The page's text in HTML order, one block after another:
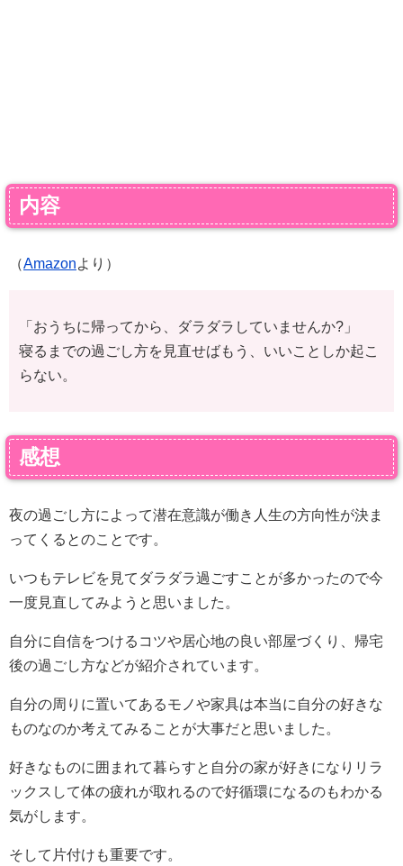
内容
（Amazonより）
「おうちに帰ってから、ダラダラしていませんか?」
寝るまでの過ごし方を見直せばもう、いいことしか起こ
らない。
感想
夜の過ごし方によって潜在意識が働き人生の方向性が決ま
ってくるとのことです。
いつもテレビを見てダラダラ過ごすことが多かったので今
一度見直してみようと思いました。
自分に自信をつけるコツや居心地の良い部屋づくり、帰宅
後の過ごし方などが紹介されています。
自分の周りに置いてあるモノや家具は本当に自分の好きな
ものなのか考えてみることが大事だと思いました。
好きなものに囲まれて暮らすと自分の家が好きになりリラ
ックスして体の疲れが取れるので好循環になるのもわかる
気がします。
そして片付けも重要です。